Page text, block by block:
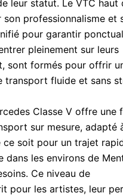
leur statut. Le VTC haut
professionnalisme et
pour garantir
pleinement sur leurs
sont formés pour offrir
transport fluide et sans
Classe V offre une
sur mesure, adapté
ce soit pour un trajet
dans les environs de
Ce niveau de
pour les artistes, leur